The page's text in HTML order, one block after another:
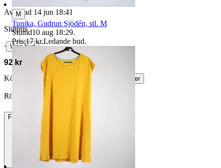
Avslutad 14 jun 18:41
Slutpris
∙ Visa bud
92 kr
Köparskydd är valfritt hos företag.
Läs mer
Röbecka vann auktionen
Frakt 84 kr DSV
M
Tunika, Gudrun Sjödén, stl. M
Sluttid10 aug 18:29.
Pris:17 kr,Ledande bud.